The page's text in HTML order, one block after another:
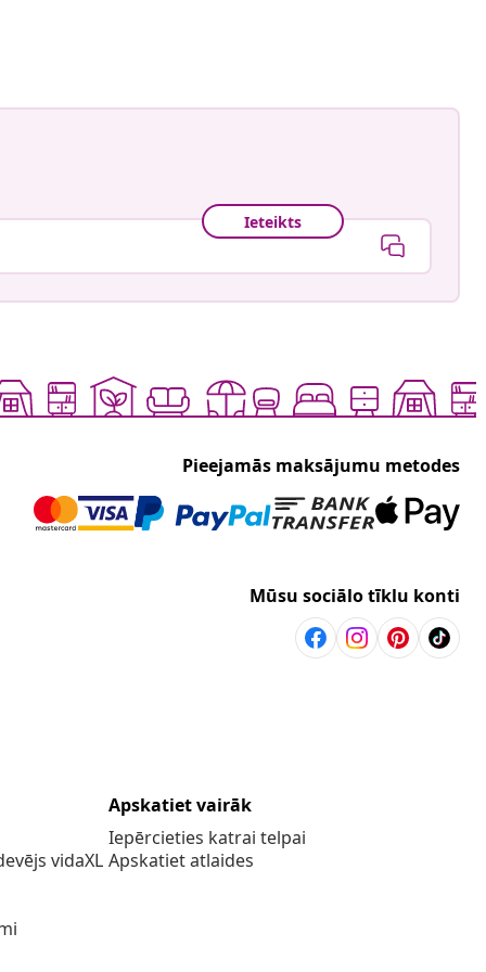
Ieteikts
Pieejamās maksājumu metodes
Mūsu sociālo tīklu konti
vidaXL
Apskatiet vairāk
Iepērcieties katrai telpai
Apskatiet atlaides